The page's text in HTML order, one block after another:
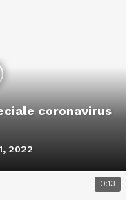
coronavirus
2022
0:13